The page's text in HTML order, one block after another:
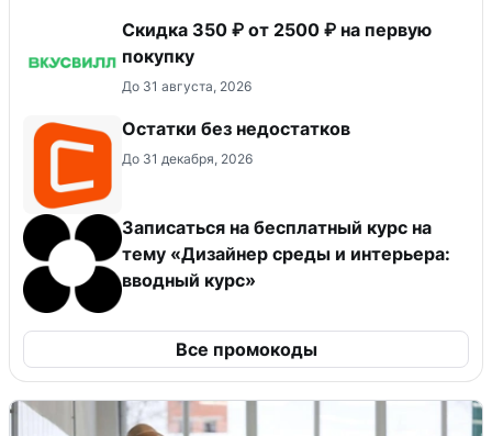
Скидка 350 ₽ от 2500 ₽ на первую
покупку
До 31 августа, 2026
Остатки без недостатков
До 31 декабря, 2026
Записаться на бесплатный курс на
тему «Дизайнер среды и интерьера:
вводный курс»
Все промокоды